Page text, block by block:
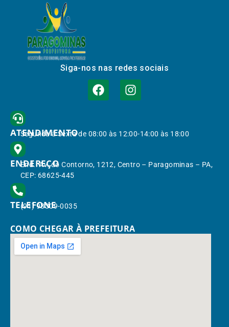
Siga-nos nas redes sociais
ATENDIMENTO
Segunda à Sexta de 08:00 às 12:00-14:00 às 18:00
ENDEREÇO
End.: Av. do Contorno, 1212, Centro – Paragominas – PA,
CEP: 68625-445
TELEFONE
(91) 98309-0035
COMO CHEGAR À PREFEITURA